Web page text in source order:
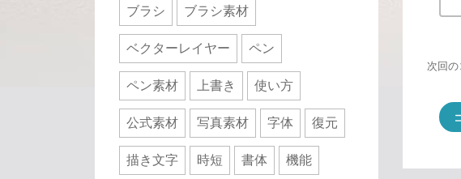
次回
ブラシ ブラシ素材
ベクターレイヤー ペン
ペン素材 上書き 使い方
公式素材 写真素材 字体 復元
描き文字 時短 書体 機能